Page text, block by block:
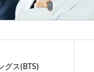
グス(BTS)